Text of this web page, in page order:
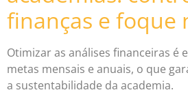
finanças e foque
Otimizar as análises financeiras é
metas mensais e anuais, o que
a sustentabilidade da academia.